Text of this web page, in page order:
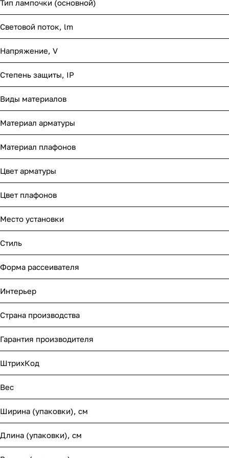
Тип лампочки (основной)
Световой поток, lm
Напряжение, V
Степень защиты, IP
Виды материалов
Материал арматуры
Материал плафонов
Цвет арматуры
Цвет плафонов
Место установки
Стиль
Форма рассеивателя
Интерьер
Страна производства
Гарантия производителя
ШтрихКод
Вес
Ширина (упаковки), см
Длина (упаковки), см